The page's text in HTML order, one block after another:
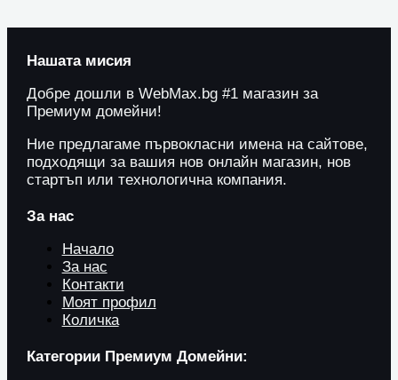
Нашата мисия
Добре дошли в WebMax.bg #1 магазин за
Премиум домейни!
Ние предлагаме първокласни имена на сайтове,
подходящи за вашия нов онлайн магазин, нов
стартъп или технологична компания.
За нас
Начало
За нас
Контакти
Моят профил
Количка
Категории Премиум Домейни: